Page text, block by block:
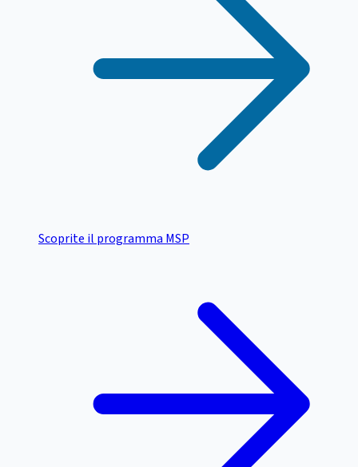
Scoprite il programma MSP